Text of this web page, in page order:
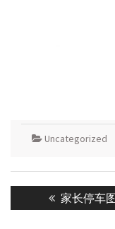
Uncategorized
navigationPrevious
post:
家长停车